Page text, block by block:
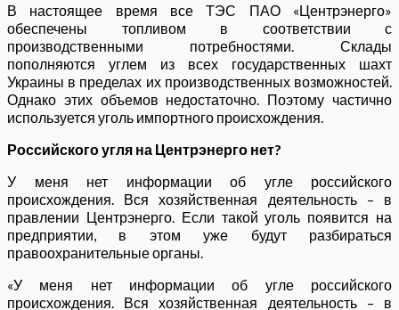
В настоящее время все ТЭС ПАО «Центрэнерго»
обеспечены топливом в соответствии с
производственными потребностями. Склады
пополняются углем из всех государственных шахт
Украины в пределах их производственных возможностей.
Однако этих объемов недостаточно. Поэтому частично
используется уголь импортного происхождения.
Российского угля на Центрэнерго нет?
У меня нет информации об угле российского
происхождения. Вся хозяйственная деятельность – в
правлении Центрэнерго. Если такой уголь появится на
предприятии, в этом уже будут разбираться
правоохранительные органы.
«У меня нет информации об угле российского
происхождения. Вся хозяйственная деятельность – в